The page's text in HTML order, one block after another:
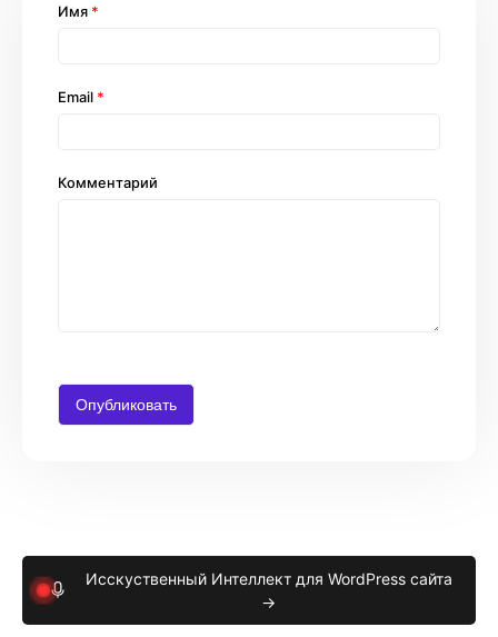
Комментарий
Имя *
Email *
Исскуственный Интеллект для WordPress сайта
→